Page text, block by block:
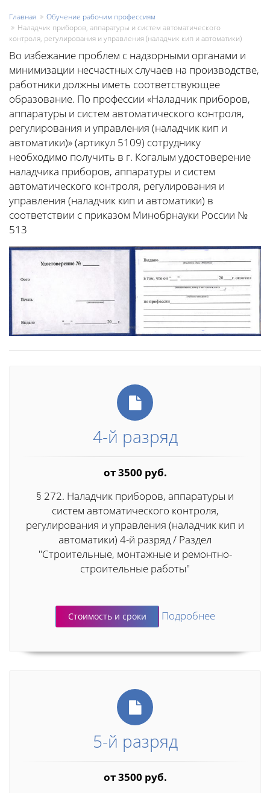
Главная
Обучение рабочим профессиям
Наладчик приборов, аппаратуры и систем автоматического
контроля, регулирования и управления (наладчик кип и автоматики)
Во избежание проблем с надзорными органами и
минимизации несчастных случаев на производстве,
работники должны иметь соответствующее
образование. По профессии «Наладчик приборов,
аппаратуры и систем автоматического контроля,
регулирования и управления (наладчик кип и
автоматики)» (артикул 5109) сотруднику
необходимо получить в г. Когалым удостоверение
наладчика приборов, аппаратуры и систем
автоматического контроля, регулирования и
управления (наладчик кип и автоматики) в
соответствии с приказом Минобрнауки России №
513
4-й разряд
от 3500 руб.
§ 272. Наладчик приборов, аппаратуры и
систем автоматического контроля,
регулирования и управления (наладчик кип и
автоматики) 4-й разряд / Раздел
"Строительные, монтажные и ремонтно-
строительные работы"
Стоимость и сроки Подробнее
5-й разряд
от 3500 руб.